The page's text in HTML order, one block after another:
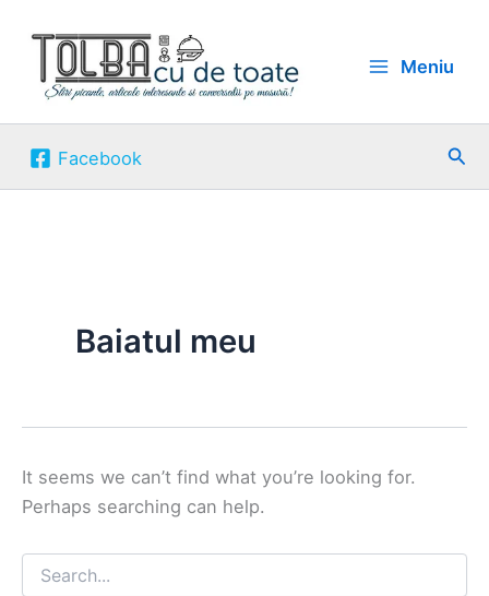
content
Meniu
Facebook
Baiatul meu
It seems we can’t find what you’re looking for.
Perhaps searching can help.
Search
for: